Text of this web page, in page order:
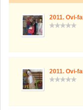
2011. Ovi-
2011. Ovi-